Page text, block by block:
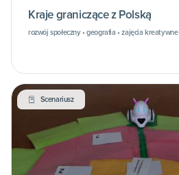
Kraje graniczące z Polską
rozwój społeczny • geografia • zajęcia kreatywne
Scenariusz